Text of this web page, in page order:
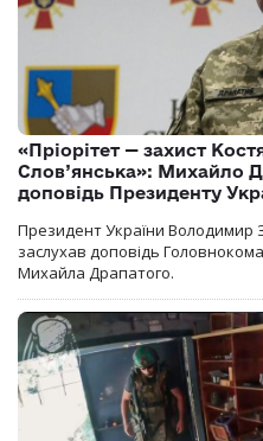
«Пріорітет — захист
Слов’янська»: Михайло
доповідь Президенту
Президент України Володимир
заслухав доповідь
Михайла Драпатого.